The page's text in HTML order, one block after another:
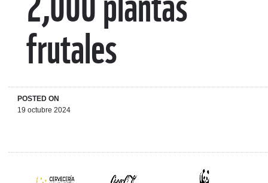
frutales
POSTED ON
19 octubre 2024